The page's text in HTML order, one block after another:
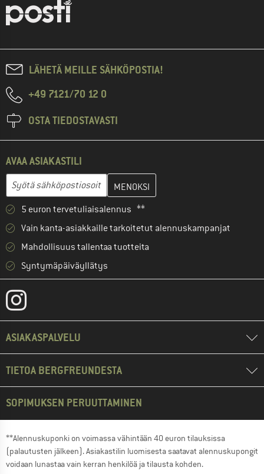
LÄHETÄ MEILLE SÄHKÖPOSTIA!
+49 7121/70 12 0
OSTA TIEDOSTAVASTI
AVAA ASIAKASTILI
Sähköpostiosoite
Anna sähköpostiosoitteesi ja luo seuraavassa vaiheessa
5 euron tervetuliaisalennus **
Vain kanta-asiakkaille tarkoitetut alennuskampanjat
Mahdollisuus tallentaa tuotteita
Syntymäpäiväyllätys
ASIAKASPALVELU
TIETOA BERGFREUNDESTA
SOPIMUKSEN PERUUTTAMINEN
**Alennuskuponki on voimassa vähintään 40 euron tilauksissa
(palautusten jälkeen). Asiakastilin luomisesta saatavat alennuskupongit
voidaan lunastaa vain kerran henkilöä ja tilausta kohden.